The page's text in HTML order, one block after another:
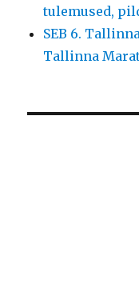
tulemused,
SEB 6.
Tallinna